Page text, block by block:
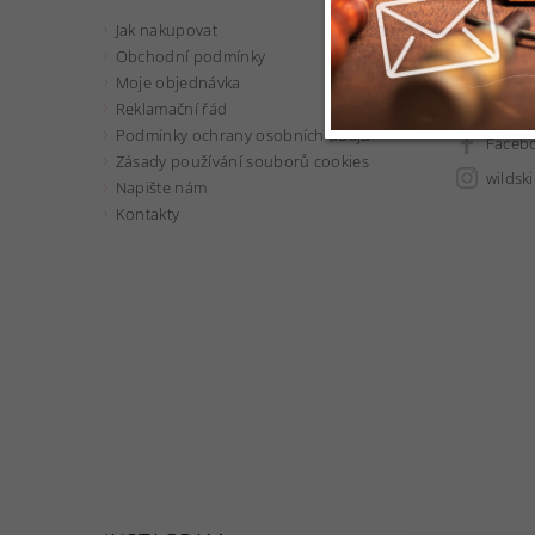
Jak nakupovat
Obchodní podmínky
Moje objednávka
Reklamační řád
Podmínky ochrany osobních údajů
Zásady používání souborů cookies
Napište nám
Kontakty
556
605